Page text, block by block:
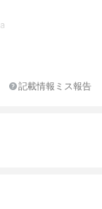
記載情報ミス報告